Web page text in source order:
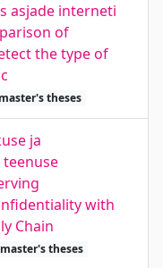
asjade interneti
of
the type of
master's theses
ja
with
Chain
master's theses